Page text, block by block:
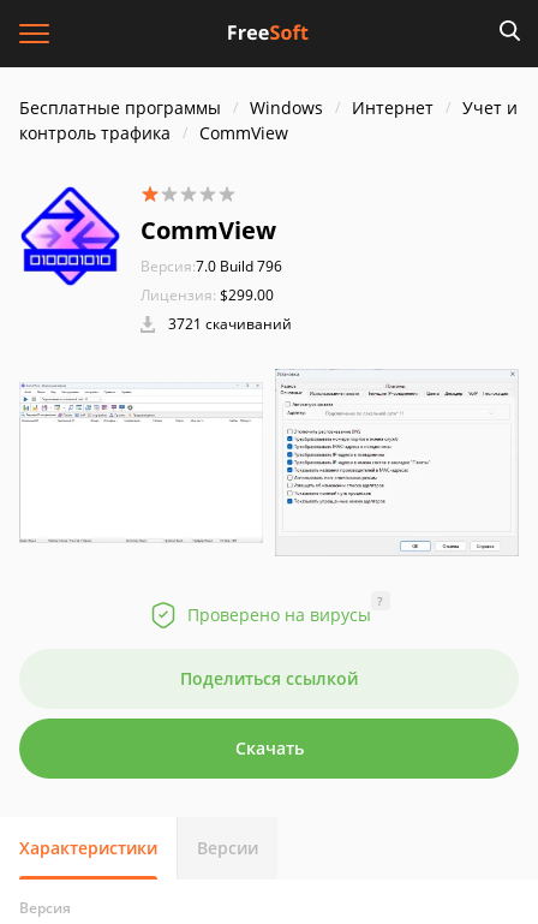
Бесплатные программы Windows Интернет
Учет и
контроль трафика
CommView
CommView
Версия:7.0 Build 796
Лицензия: $299.00
3721 скачиваний
Проверено на вирусы
?
Поделиться ссылкой
Скачать
Характеристики Версии
Версия